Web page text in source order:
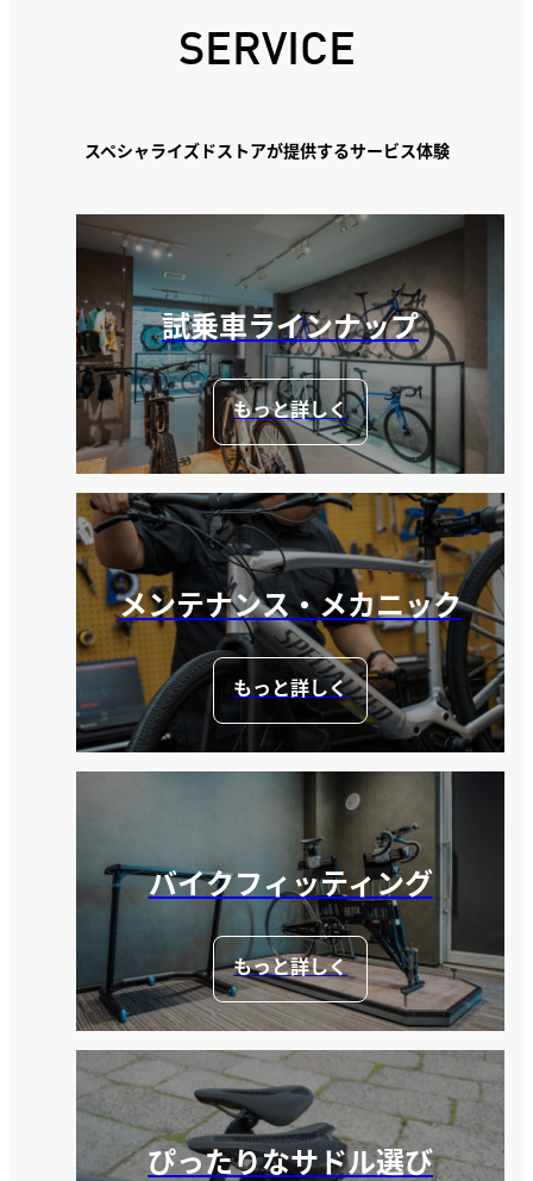
SERVICE
スペシャライズドストアが提供するサービス体験
試乗車ラインナップ
もっと詳しく
メンテナンス・メカニック
もっと詳しく
バイクフィッティング
もっと詳しく
ぴったりなサドル選び